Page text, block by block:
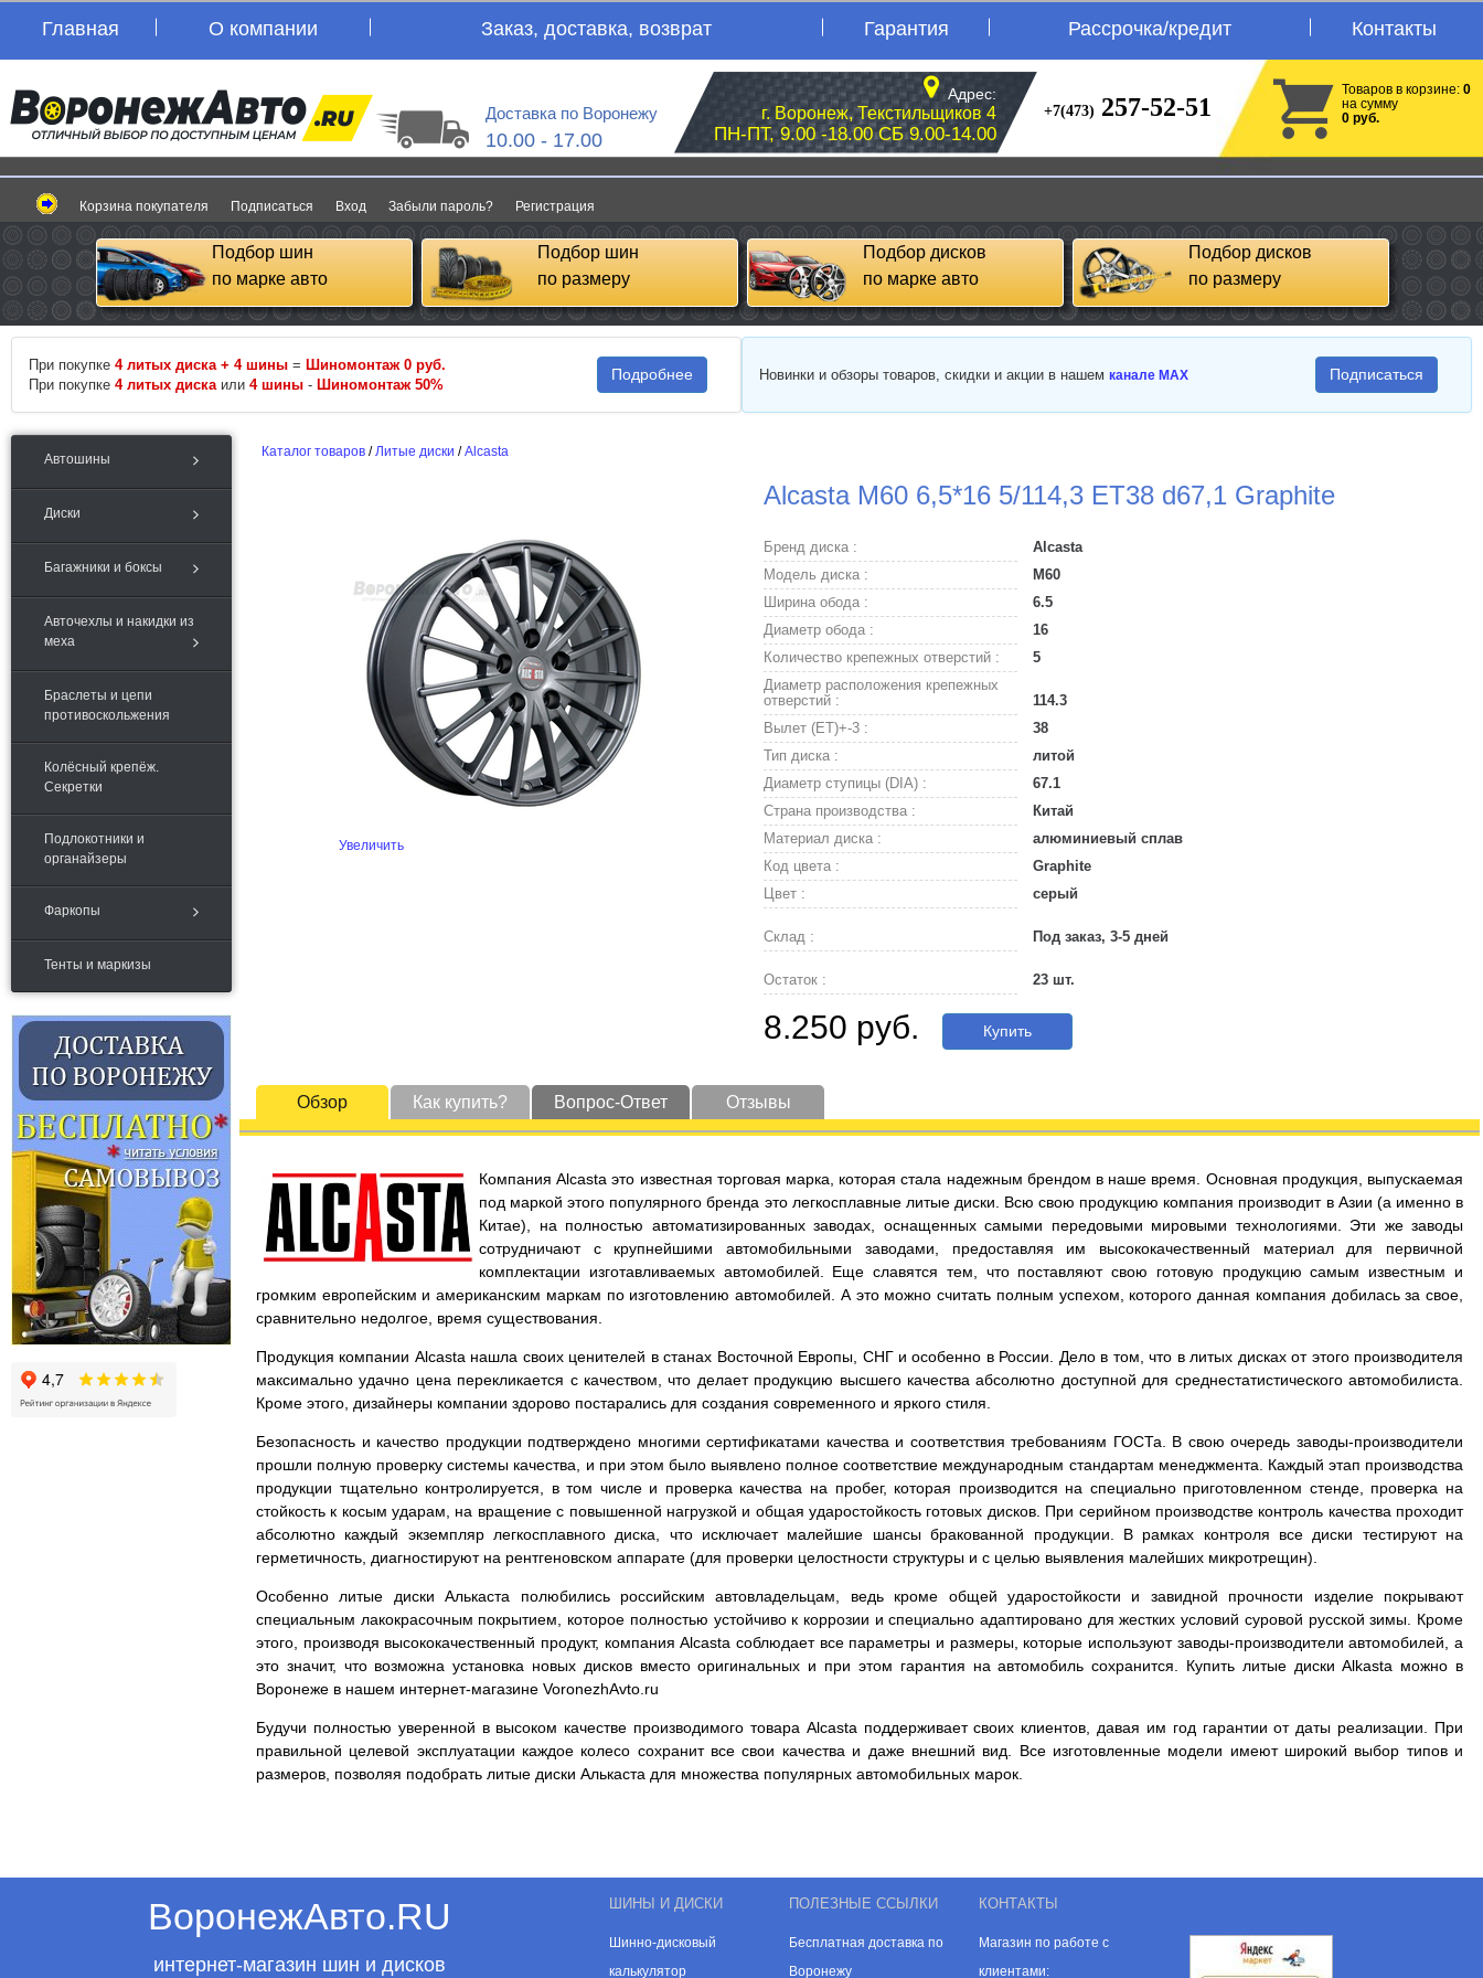
Главная О компании Заказ, доставка, возврат Гарантия Рассрочка/кредит Контакты
Доставка по Воронежу
10.00 - 17.00
Адрес:
г. Воронеж, Текстильщиков 4
ПН-ПТ, 9.00 -18.00 СБ 9.00-14.00
+7(473) 257-52-51
Товаров в корзине: 0
на сумму
0 руб.
Корзина покупателя Подписаться Вход Забыли пароль? Регистрация
Подбор шин
по марке авто
Подбор шин
по размеру
Подбор дисков
по марке авто
Подбор дисков
по размеру
При покупке 4 литых диска + 4 шины = Шиномонтаж 0 руб.
При покупке 4 литых диска или 4 шины - Шиномонтаж 50%
Подробнее Новинки и обзоры товаров, скидки и акции в нашем канале MAX Подписаться
Автошины
Диски
Багажники и боксы
Авточехлы и накидки из
меха
Браслеты и цепи
противоскольжения
Колёсный крепёж.
Секретки
Подлокотники и
органайзеры
Фаркопы
Тенты и маркизы
Каталог товаров /Литые диски /Alcasta
Alcasta M60 6,5*16 5/114,3 ET38 d67,1 Graphite
Увеличить
Бренд диска :
Alcasta
Модель диска :
M60
Ширина обода :
6.5
Диаметр обода :
16
Количество крепежных отверстий :
5
Диаметр расположения крепежных
отверстий :
114.3
Вылет (ET)+-3 :
38
Тип диска :
литой
Диаметр ступицы (DIA) :
67.1
Страна производства :
Китай
Материал диска :
алюминиевый сплав
Код цвета :
Graphite
Цвет :
серый
Склад : Под заказ, 3-5 дней
Остаток : 23 шт.
8.250 руб. Купить
Обзор Как купить? Вопрос-Ответ Отзывы
Компания Alcasta это известная торговая марка, которая стала надежным брендом в наше время. Основная продукция, выпускаемая
под маркой этого популярного бренда это легкосплавные литые диски. Всю свою продукцию компания производит в Азии (а именно в
Китае), на полностью автоматизированных заводах, оснащенных самыми передовыми мировыми технологиями. Эти же заводы
сотрудничают с крупнейшими автомобильными заводами, предоставляя им высококачественный материал для первичной
комплектации изготавливаемых автомобилей. Еще славятся тем, что поставляют свою готовую продукцию самым известным и
громким европейским и американским маркам по изготовлению автомобилей. А это можно считать полным успехом, которого данная компания добилась за свое,
сравнительно недолгое, время существования.
Продукция компании Alcasta нашла своих ценителей в станах Восточной Европы, СНГ и особенно в России. Дело в том, что в литых дисках от этого производителя
максимально удачно цена перекликается с качеством, что делает продукцию высшего качества абсолютно доступной для среднестатистического автомобилиста.
Кроме этого, дизайнеры компании здорово постарались для создания современного и яркого стиля.
Безопасность и качество продукции подтверждено многими сертификатами качества и соответствия требованиям ГОСТа. В свою очередь заводы-производители
прошли полную проверку системы качества, и при этом было выявлено полное соответствие международным стандартам менеджмента. Каждый этап производства
продукции тщательно контролируется, в том числе и проверка качества на пробег, которая производится на специально приготовленном стенде, проверка на
стойкость к косым ударам, на вращение с повышенной нагрузкой и общая ударостойкость готовых дисков. При серийном производстве контроль качества проходит
абсолютно каждый экземпляр легкосплавного диска, что исключает малейшие шансы бракованной продукции. В рамках контроля все диски тестируют на
герметичность, диагностируют на рентгеновском аппарате (для проверки целостности структуры и с целью выявления малейших микротрещин).
Особенно литые диски Алькаста полюбились российским автовладельцам, ведь кроме общей ударостойкости и завидной прочности изделие покрывают
специальным лакокрасочным покрытием, которое полностью устойчиво к коррозии и специально адаптировано для жестких условий суровой русской зимы. Кроме
этого, производя высококачественный продукт, компания Alcasta соблюдает все параметры и размеры, которые используют заводы-производители автомобилей, а
это значит, что возможна установка новых дисков вместо оригинальных и при этом гарантия на автомобиль сохранится. Купить литые диски Alkasta можно в
Воронеже в нашем интернет-магазине VoronezhAvto.ru
Будучи полностью уверенной в высоком качестве производимого товара Alcasta поддерживает своих клиентов, давая им год гарантии от даты реализации. При
правильной целевой эксплуатации каждое колесо сохранит все свои качества и даже внешний вид. Все изготовленные модели имеют широкий выбор типов и
размеров, позволяя подобрать литые диски Алькаста для множества популярных автомобильных марок.
ВоронежАвто.RU
интернет-магазин шин и дисков
ШИНЫ И ДИСКИ
Шинно-дисковый
калькулятор
ПОЛЕЗНЫЕ ССЫЛКИ
Бесплатная доставка по
Воронежу
КОНТАКТЫ
Магазин по работе с
клиентами: